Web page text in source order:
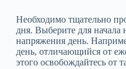
Необходимо тщательно
дня. Выберите для начала
напряжения день.
день, отличающийся от
этого освобождайтесь от